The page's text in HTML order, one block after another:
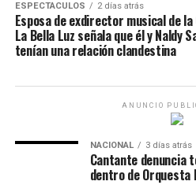
ESPECTÁCULOS 2 días atrás
Esposa de exdirector musical de
La Bella Luz señala que él y Naldy
tenían una relación clandestina
ANUNCIO
NACIONAL 3 días atrás
Cantante denuncia
dentro de Orquesta